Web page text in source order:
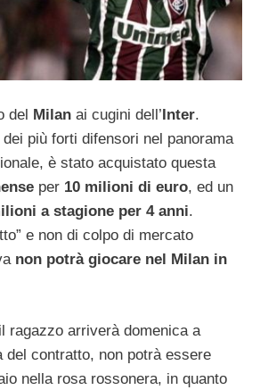
del Milan ai cugini dell’Inter.
dei più forti difensori nel panorama
è stato acquistato questa
per 10 milioni di euro, ed un
a stagione per 4 anni.
e non di colpo di mercato
non potrà giocare nel Milan in
ragazzo arriverà domenica a
del contratto, non potrà essere
nella rosa rossonera, in quanto